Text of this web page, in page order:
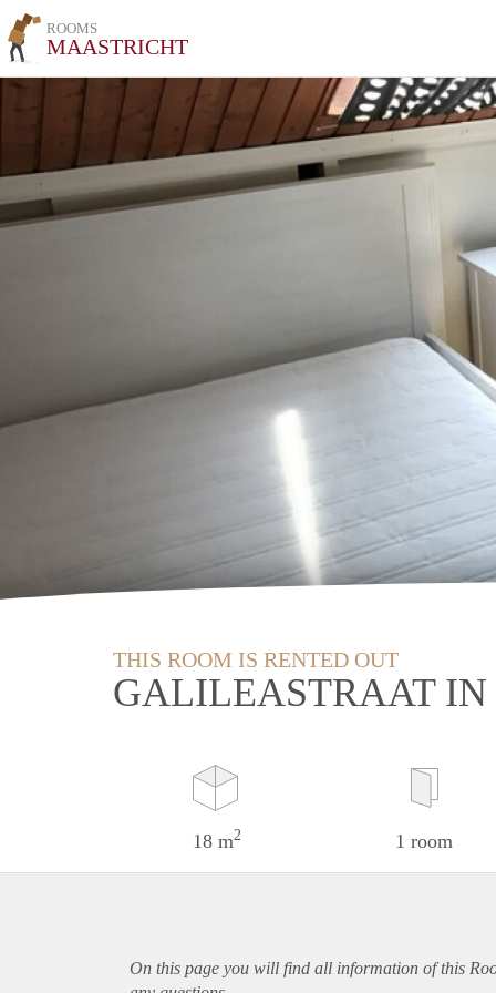
ROOMS
MAASTRICHT
THIS ROOM IS RENTED OUT
GALILEASTRAAT
18 m2 1 room
On this page you will find all information of this